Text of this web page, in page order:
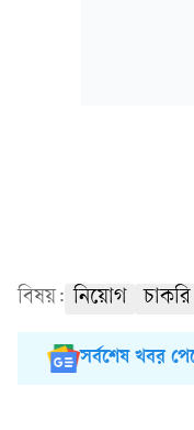
বিষয়: নিয়োগ চাকরি
সর্বশেষ খবর